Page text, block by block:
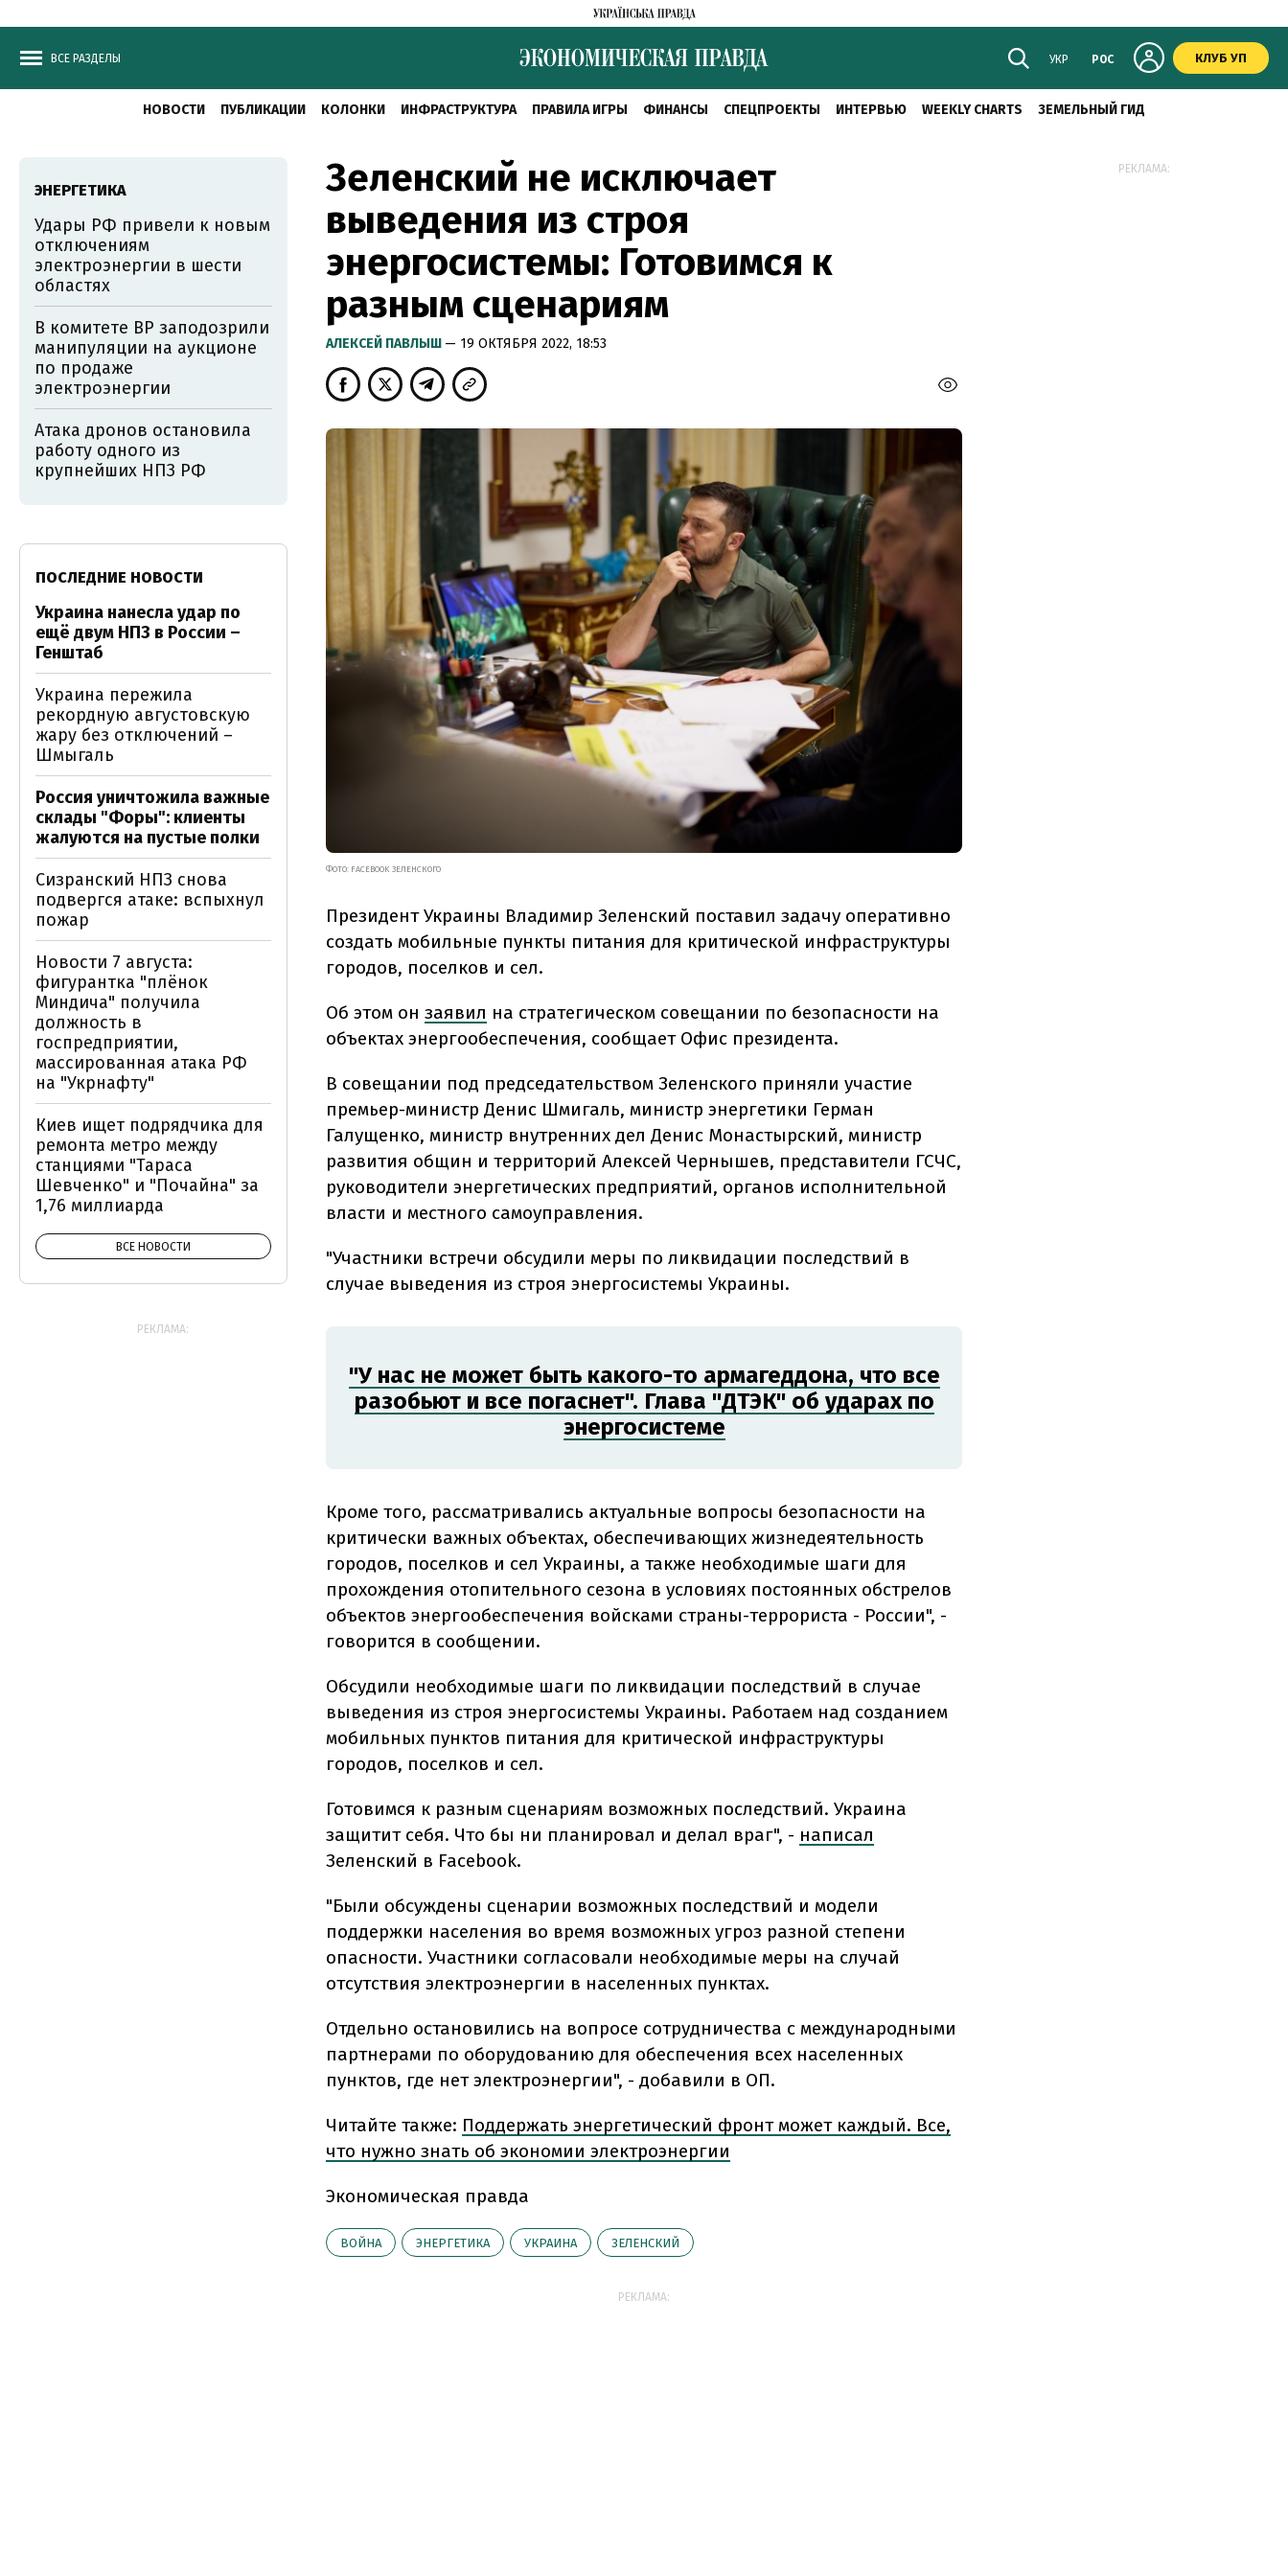
ВСЕ РАЗДЕЛЫ УКР РОС КЛУБ УП
НОВОСТИ ПУБЛИКАЦИИ КОЛОНКИ ИНФРАСТРУКТУРА ПРАВИЛА ИГРЫ ФИНАНСЫ СПЕЦПРОЕКТЫ ИНТЕРВЬЮ WEEKLY CHARTS ЗЕМЕЛЬНЫЙ ГИД
Зеленский не исключает
выведения из строя
энергосистемы: Готовимся к
разным сценариям
АЛЕКСЕЙ ПАВЛЫШ — 19 ОКТЯБРЯ 2022, 18:53
ФОТО: FACEBOOK ЗЕЛЕНСКОГО
Президент Украины Владимир Зеленский поставил задачу оперативно
создать мобильные пункты питания для критической инфраструктуры
городов, поселков и сел.
Об этом он заявил на стратегическом совещании по безопасности на
объектах энергообеспечения, сообщает Офис президента.
В совещании под председательством Зеленского приняли участие
премьер-министр Денис Шмигаль, министр энергетики Герман
Галущенко, министр внутренних дел Денис Монастырский, министр
развития общин и территорий Алексей Чернышев, представители ГСЧС,
руководители энергетических предприятий, органов исполнительной
власти и местного самоуправления.
"Участники встречи обсудили меры по ликвидации последствий в
случае выведения из строя энергосистемы Украины.
"У нас не может быть какого-то армагеддона, что все
разобьют и все погаснет". Глава "ДТЭК" об ударах по
энергосистеме
Кроме того, рассматривались актуальные вопросы безопасности на
критически важных объектах, обеспечивающих жизнедеятельность
городов, поселков и сел Украины, а также необходимые шаги для
прохождения отопительного сезона в условиях постоянных обстрелов
объектов энергообеспечения войсками страны-террориста - России", -
говорится в сообщении.
Обсудили необходимые шаги по ликвидации последствий в случае
выведения из строя энергосистемы Украины. Работаем над созданием
мобильных пунктов питания для критической инфраструктуры
городов, поселков и сел.
Готовимся к разным сценариям возможных последствий. Украина
защитит себя. Что бы ни планировал и делал враг", - написал
Зеленский в Facebook.
"Были обсуждены сценарии возможных последствий и модели
поддержки населения во время возможных угроз разной степени
опасности. Участники согласовали необходимые меры на случай
отсутствия электроэнергии в населенных пунктах.
Отдельно остановились на вопросе сотрудничества с международными
партнерами по оборудованию для обеспечения всех населенных
пунктов, где нет электроэнергии", - добавили в ОП.
Читайте также: Поддержать энергетический фронт может каждый. Все,
что нужно знать об экономии электроэнергии
Экономическая правда
ВОЙНА ЭНЕРГЕТИКА УКРАИНА ЗЕЛЕНСКИЙ
РЕКЛАМА:
ЭНЕРГЕТИКА
Удары РФ привели к новым
отключениям
электроэнергии в шести
областях
В комитете ВР заподозрили
манипуляции на аукционе
по продаже
электроэнергии
Атака дронов остановила
работу одного из
крупнейших НПЗ РФ
ПОСЛЕДНИЕ НОВОСТИ
Украина нанесла удар по
ещё двум НПЗ в России –
Генштаб
Украина пережила
рекордную августовскую
жару без отключений –
Шмыгаль
Россия уничтожила важные
склады "Форы": клиенты
жалуются на пустые полки
Сизранский НПЗ снова
подвергся атаке: вспыхнул
пожар
Новости 7 августа:
фигурантка "плёнок
Миндича" получила
должность в
госпредприятии,
массированная атака РФ
на "Укрнафту"
Киев ищет подрядчика для
ремонта метро между
станциями "Тараса
Шевченко" и "Почайна" за
1,76 миллиарда
ВСЕ НОВОСТИ
РЕКЛАМА:
РЕКЛАМА: